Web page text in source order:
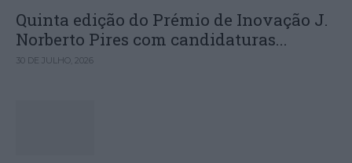
Quinta edição do Prémio de Inovação J.
Norberto Pires com candidaturas...
30 DE JULHO, 2026